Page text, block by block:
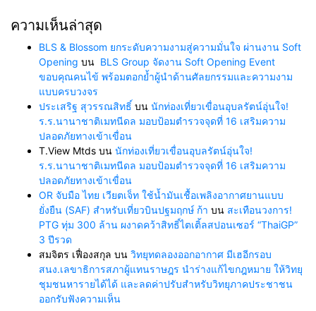
ความเห็นล่าสุด
BLS & Blossom ยกระดับความงามสู่ความมั่นใจ ผ่านงาน Soft
Opening บน BLS Group จัดงาน Soft Opening Event
ขอบคุณคนไข้ พร้อมตอกย้ำผู้นำด้านศัลยกรรมและความงาม
แบบครบวงจร
ประเสริฐ สุวรรณสิทธิ์ บน นักท่องเที่ยวเขื่อนอุบลรัตน์อุ่นใจ!
ร.ร.นานาชาติเมทนีดล มอบป้อมตำรวจจุดที่ 16 เสริมความ
ปลอดภัยทางเข้าเขื่อน
T.View Mtds บน นักท่องเที่ยวเขื่อนอุบลรัตน์อุ่นใจ!
ร.ร.นานาชาติเมทนีดล มอบป้อมตำรวจจุดที่ 16 เสริมความ
ปลอดภัยทางเข้าเขื่อน
OR จับมือ ไทย เวียตเจ็ท ใช้น้ำมันเชื้อเพลิงอากาศยานแบบ
ยั่งยืน (SAF) สำหรับเที่ยวบินปฐมฤกษ์ ก้า บน สะเทือนวงการ!
PTG ทุ่ม 300 ล้าน ผงาดคว้าสิทธิ์ไตเติ้ลสปอนเซอร์ “ThaiGP”
3 ปีรวด
สมจิตร เฟื่องสกุล บน วิทยุทดลองออกอากาศ มีเฮอีกรอบ
สนง.เลขาธิการสภาผู้แทนราษฎร นำร่างแก้ไขกฎหมาย ให้วิทยุ
ชุมชนหารายได้ได้ และลดค่าปรับสำหรับวิทยุภาคประชาชน
ออกรับฟังความเห็น